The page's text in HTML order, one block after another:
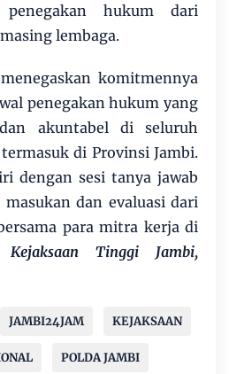
penegakan hukum dari
lembaga.
komitmennya
penegakan hukum yang
akuntabel di seluruh
di Provinsi Jambi.
dengan sesi tanya jawab
dan evaluasi dari
para mitra kerja di
Tinggi Jambi,
JAMBI24JAM KEJAKSAAN
POLDA JAMBI